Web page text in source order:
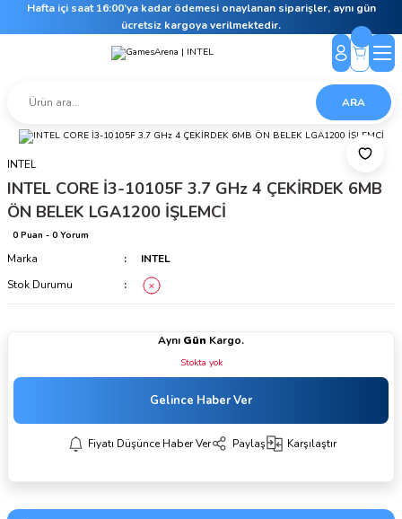
Hafta içi saat 16:00’ya kadar ödemesi onaylanan siparişler, aynı gün
ücretsiz kargoya verilmektedir.
ARA
INTEL
INTEL CORE İ3-10105F 3.7 GHz 4 ÇEKİRDEK 6MB
ÖN BELEK LGA1200 İŞLEMCİ
0 Puan - 0 Yorum
Marka
INTEL
Stok Durumu
Aynı Gün Kargo.
Stokta yok
Gelince Haber Ver
Fiyatı Düşünce Haber Ver Paylaş Karşılaştır